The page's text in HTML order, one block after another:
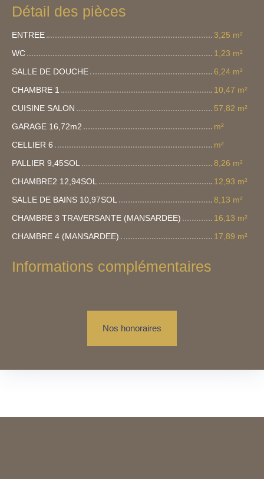
Détail des pièces
ENTREE
3,25 m²
WC
1,23 m²
SALLE DE DOUCHE
6,24 m²
CHAMBRE 1
10,47 m²
CUISINE SALON
57,82 m²
GARAGE 16,72m2
m²
CELLIER 6
m²
PALLIER 9,45SOL
8,26 m²
CHAMBRE2 12,94SOL
12,93 m²
SALLE DE BAINS 10,97SOL
8,13 m²
CHAMBRE 3 TRAVERSANTE (MANSARDEE)
16,13 m²
CHAMBRE 4 (MANSARDEE)
17,89 m²
Informations complémentaires
Nos honoraires